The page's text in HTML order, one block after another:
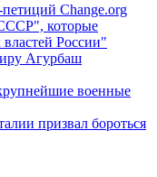
Change.org
которые
России"
Агурбаш
военные
призвал бороться